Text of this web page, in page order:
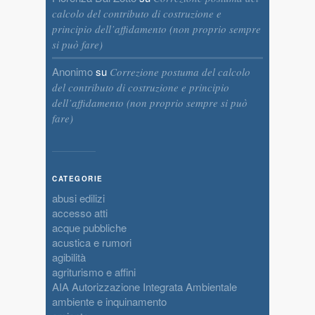
calcolo del contributo di costruzione e
principio dell’affidamento (non proprio sempre
si può fare)
Anonimosu Correzione postuma del calcolo
del contributo di costruzione e principio
dell’affidamento (non proprio sempre si può
fare)
CATEGORIE
abusi edilizi
accesso atti
acque pubbliche
acustica e rumori
agibilità
agriturismo e affini
AIA Autorizzazione Integrata Ambientale
ambiente e inquinamento